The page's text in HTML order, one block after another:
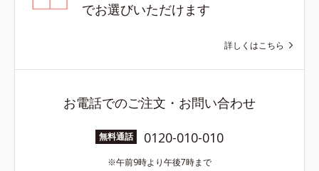
でお選びいただけます
詳しくはこちら
お電話でのご注文・お問い合わせ
無料通話 0120-010-010
午前9時より午後7時まで